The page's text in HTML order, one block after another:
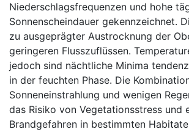
Niederschlagsfrequenzen und hohe
Sonnenscheindauer gekennzeichnet.
zu ausgeprägter Austrocknung der
geringeren Flusszuflüssen.
jedoch sind nächtliche Minima
in der feuchten Phase. Die
Sonneneinstrahlung und wenigen
das Risiko von Vegetationsstress und
Brandgefahren in bestimmten